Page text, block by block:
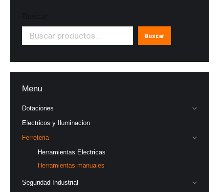
Buscar
Menu
Dotaciones
Electricos y Iluminacion
Ferreteria
Herramientas Electricas
Herramientas manuales
Seguridad Industrial